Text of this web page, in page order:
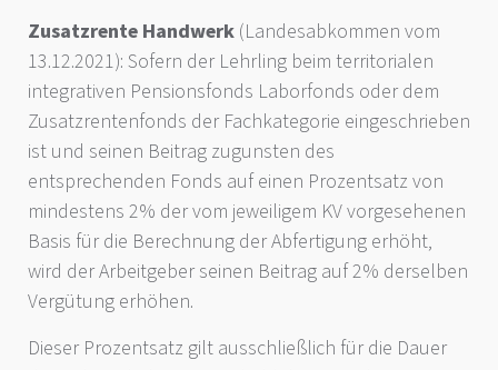
Zusatzrente Handwerk (Landesabkommen vom
13.12.2021): Sofern der Lehrling beim territorialen
integrativen Pensionsfonds Laborfonds oder dem
Zusatzrentenfonds der Fachkategorie eingeschrieben
ist und seinen Beitrag zugunsten des
entsprechenden Fonds auf einen Prozentsatz von
mindestens 2% der vom jeweiligem KV vorgesehenen
Basis für die Berechnung der Abfertigung erhöht,
wird der Arbeitgeber seinen Beitrag auf 2% derselben
Vergütung erhöhen.
Dieser Prozentsatz gilt ausschließlich für die Dauer